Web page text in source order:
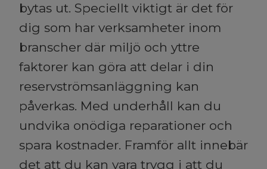
bytas ut. Speciellt viktigt är det för
dig som har verksamheter inom
branscher där miljö och yttre
faktorer kan göra att delar i din
reservströmsanläggning kan
påverkas. Med underhåll kan du
undvika onödiga reparationer och
spara kostnader. Framför allt innebär
det att du kan vara trygg i att du